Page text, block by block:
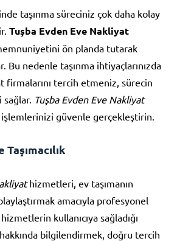
taşınma süreciniz çok daha kolay
Tuşba Evden Eve Nakliyat
ön planda tutarak
Bu nedenle taşınma ihtiyaçlarınızda
firmalarını tercih etmeniz, sürecin
Tuşba Evden Eve Nakliyat
güvenle gerçekleştirin.
hizmetleri, ev taşımanın
amacıyla profesyonel
kullanıcıya sağladığı
bilgilendirmek, doğru tercih